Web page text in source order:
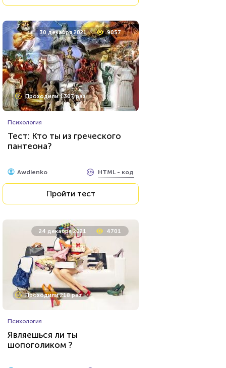
30 декабря 2021 9057
Проходили 1307 раз
Психология
Тест: Кто ты из греческого
пантеона?
Awdienko HTML - код
Пройти тест
24 декабря 2021 4701
Проходили 218 раз
Психология
Являешься ли ты
шопоголиком ?